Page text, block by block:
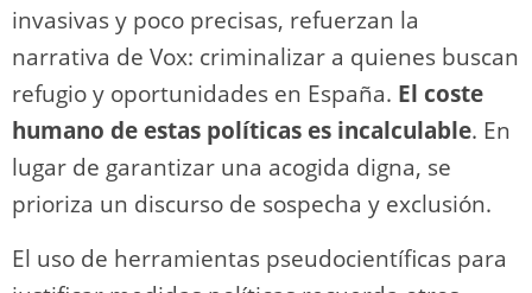
invasivas y poco precisas, refuerzan la
narrativa de Vox: criminalizar a quienes buscan
refugio y oportunidades en España. El coste
humano de estas políticas es incalculable. En
lugar de garantizar una acogida digna, se
prioriza un discurso de sospecha y exclusión.
El uso de herramientas pseudocientíficas para